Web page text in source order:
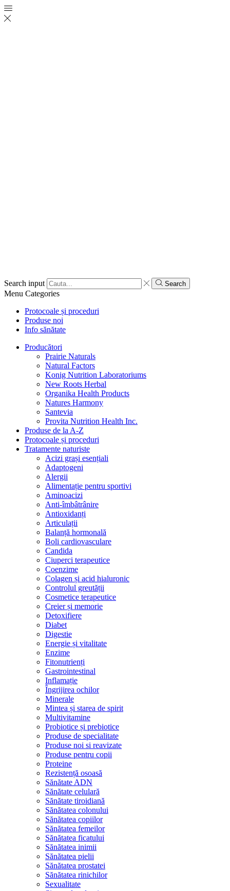
Search input Search
Menu Categories
Protocoale și proceduri
Produse noi
Info sănătate
Producători
Prairie Naturals
Natural Factors
Konig Nutrition Laboratoriums
New Roots Herbal
Organika Health Products
Natures Harmony
Santevia
Provita Nutrition Health Inc.
Produse de la A-Z
Protocoale și proceduri
Tratamente naturiste
Acizi grași esențiali
Adaptogeni
Alergii
Alimentație pentru sportivi
Aminoacizi
Anti-îmbâtrânire
Antioxidanți
Articulații
Balanță hormonală
Boli cardiovasculare
Candida
Ciuperci terapeutice
Coenzime
Colagen și acid hialuronic
Controlul greutății
Cosmetice terapeutice
Creier și memorie
Detoxifiere
Diabet
Digestie
Energie și vitalitate
Enzime
Fitonutrienți
Gastrointestinal
Inflamație
Îngrijirea ochilor
Minerale
Mintea și starea de spirit
Multivitamine
Probiotice și prebiotice
Produse de specialitate
Produse noi si reavizate
Produse pentru copii
Proteine
Rezistență osoasă
Sănătate ADN
Sănătate celulară
Sănătate tiroidiană
Sănătatea colonului
Sănătatea copiilor
Sănătatea femeilor
Sănătatea ficatului
Sănătatea inimii
Sănătatea pielii
Sănătatea prostatei
Sănătatea rinichilor
Sexualitate